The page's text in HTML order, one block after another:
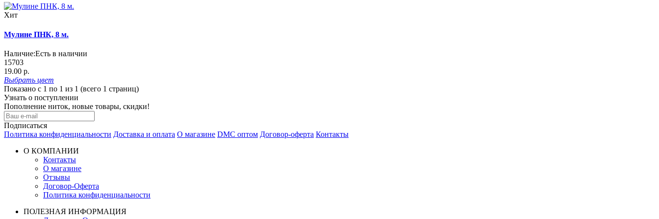
Хит
Мулине ПНК, 8 м.
Наличие:Есть в наличии
15703
19.00 р.
Выбрать цвет
Показано с 1 по 1 из 1 (всего 1 страниц)
Узнать о поступлении
Пополнение ниток, новые товары, скидки!
Подписаться
Политика конфиденциальности Доставка и оплата О магазине DMC оптом Договор-оферта Контакты
О КОМПАНИИ
Контакты
О магазине
Отзывы
Договор-Оферта
Политика конфиденциальности
ПОЛЕЗНАЯ ИНФОРМАЦИЯ